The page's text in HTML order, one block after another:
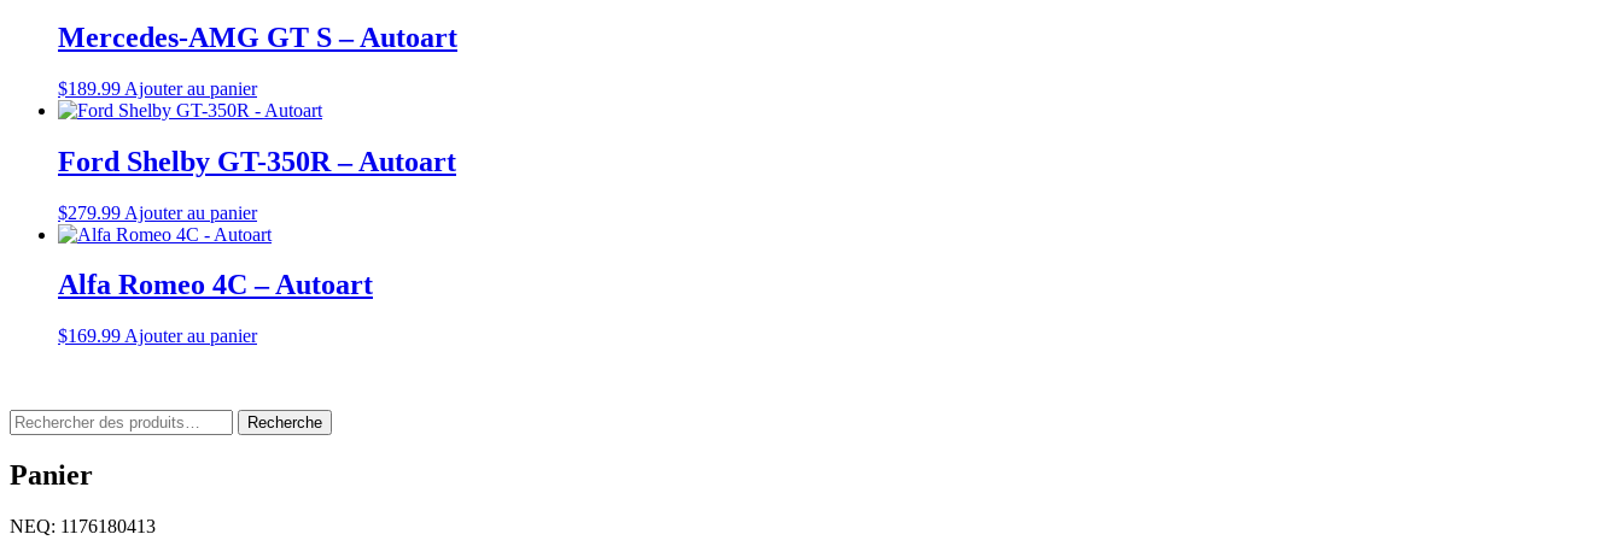
Mercedes-AMG GT S – Autoart
$189.99 Ajouter au panier
Ford Shelby GT-350R – Autoart
$279.99 Ajouter au panier
Alfa Romeo 4C – Autoart
$169.99 Ajouter au panier
Rechercher
:
Recherche
Panier
NEQ: 1176180413